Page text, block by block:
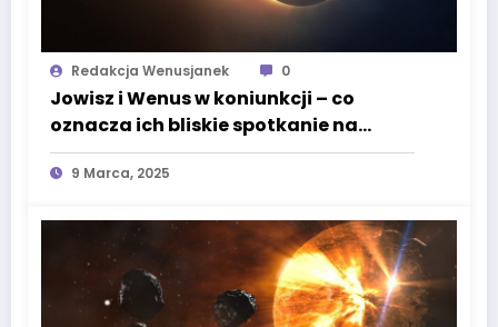
Redakcja Wenusjanek 0
Jowisz i Wenus w koniunkcji – co
oznacza ich bliskie spotkanie na
niebie?
9 Marca, 2025